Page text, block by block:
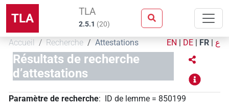
TLA TLA
2.5.1 (20)
Accueil Recherche Attestations EN | DE | FR | ع
Résultats de recherche
d’attestations
Paramètre de recherche: ID de lemme = 850199